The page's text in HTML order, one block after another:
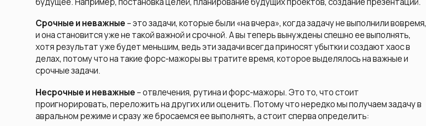
Срочные и неважные – это задачи, которые были «на вчера», когда задачу не выполнили вовремя,
и она становится уже не такой важной и срочной. А вы теперь вынуждены спешно ее выполнять,
хотя результат уже будет меньшим, ведь эти задачи всегда приносят убытки и создают хаос в
делах, потому что на такие форс-мажоры вы тратите время, которое выделялось на важные и
срочные задачи.
Несрочные и неважные – отвлечения, рутина и форс-мажоры. Это то, что стоит
проигнорировать, переложить на других или оценить. Потому что нередко мы получаем задачу в
авральном режиме и сразу же бросаемся ее выполнять, а стоит сперва определить: